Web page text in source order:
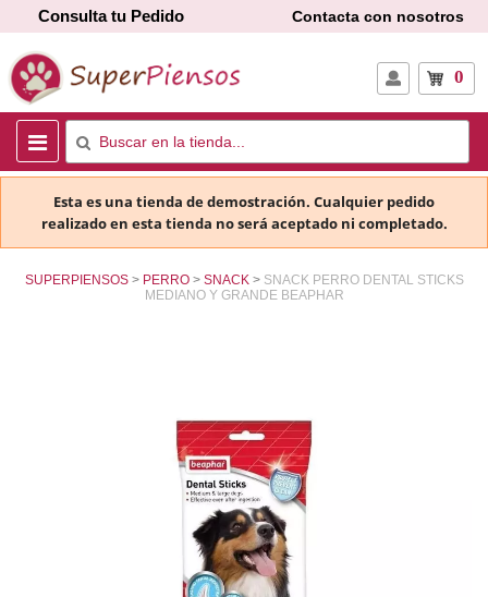
Consulta tu Pedido Contacta con nosotros
0
Esta es una tienda de demostración. Cualquier pedido
realizado en esta tienda no será aceptado ni completado.
SUPERPIENSOS PERRO SNACK
SNACK PERRO DENTAL STICKS
MEDIANO Y GRANDE BEAPHAR